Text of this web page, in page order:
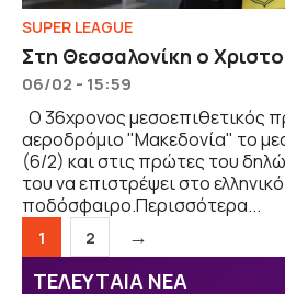
SUPER LEAGUE
Στη Θεσσαλονίκη ο
06/02 - 15:59
Ο 36χρονος μεσοεπιθετικός
αεροδρόμιο "Μακεδονία" το
(6/2) και στις πρώτες του
του να επιστρέψει στο ελληνικό
ποδόσφαιρο.Περισσότερα...
Σελίδα
1 Σελίδα
2 →
ΤΕΛΕΥΤΑΙΑ ΝΕΑ